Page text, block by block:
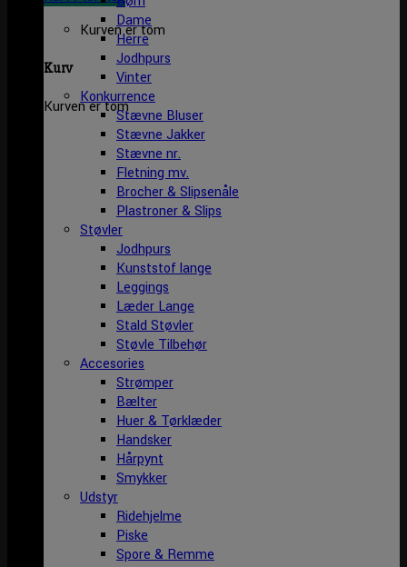
Kurven er tom
Kurv
Kurven er tom
Dame
Herre
Jodhpurs
Vinter
Konkurrence
Stævne Bluser
Stævne Jakker
Stævne nr.
Fletning mv.
Brocher & Slipsenåle
Plastroner & Slips
Støvler
Jodhpurs
Kunststof lange
Leggings
Læder Lange
Stald Støvler
Støvle Tilbehør
Accesories
Strømper
Bælter
Huer & Tørklæder
Handsker
Hårpynt
Smykker
Udstyr
Ridehjelme
Piske
Spore & Remme